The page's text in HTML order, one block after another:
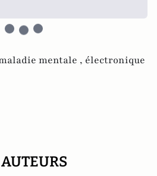
mentale , électronique